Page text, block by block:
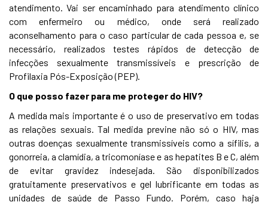
atendimento. Vai ser encaminhado para atendimento clínico
com enfermeiro ou médico, onde será realizado
aconselhamento para o caso particular de cada pessoa e, se
necessário, realizados testes rápidos de detecção de
infecções sexualmente transmissíveis e prescrição de
Profilaxia Pós-Exposição (PEP).
O que posso fazer para me proteger do HIV?
A medida mais importante é o uso de preservativo em todas
as relações sexuais. Tal medida previne não só o HIV, mas
outras doenças sexualmente transmissíveis como a sífilis, a
gonorreia, a clamídia, a tricomoníase e as hepatites B e C, além
de evitar gravidez indesejada. São disponibilizados
gratuitamente preservativos e gel lubrificante em todas as
unidades de saúde de Passo Fundo. Porém, caso haja